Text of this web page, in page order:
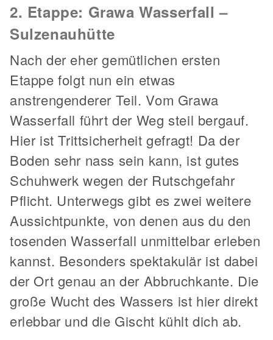
2. Etappe: Grawa Wasserfall –
Sulzenauhütte
Nach der eher gemütlichen ersten
Etappe folgt nun ein etwas
anstrengenderer Teil. Vom Grawa
Wasserfall führt der Weg steil bergauf.
Hier ist Trittsicherheit gefragt! Da der
Boden sehr nass sein kann, ist gutes
Schuhwerk wegen der Rutschgefahr
Pflicht. Unterwegs gibt es zwei weitere
Aussichtpunkte, von denen aus du den
tosenden Wasserfall unmittelbar erleben
kannst. Besonders spektakulär ist dabei
der Ort genau an der Abbruchkante. Die
große Wucht des Wassers ist hier direkt
erlebbar und die Gischt kühlt dich ab.